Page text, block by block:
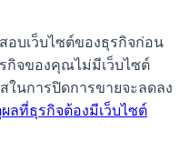
อบเว็บไซต์ของธุรกิจก่อน
กิจของคุณไม่มีเว็บไซต์
ในการปิดการขายจะลดลง
ผลที่ธุรกิจต้องมีเว็บไซต์